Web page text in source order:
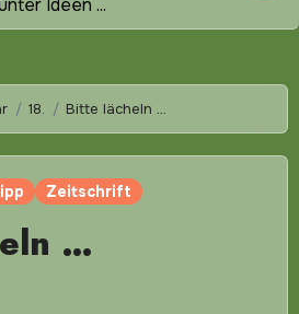
Ideen ...
18. Bitte lächeln …
Zeitschrift
…